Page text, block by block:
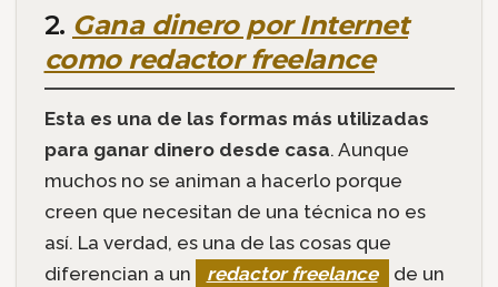
2. Gana dinero por Internet
como redactor freelance
Esta es una de las formas más utilizadas
para ganar dinero desde casa. Aunque
muchos no se animan a hacerlo porque
creen que necesitan de una técnica no es
así. La verdad, es una de las cosas que
diferencian a un
redactor freelance
de un